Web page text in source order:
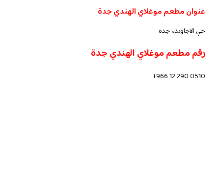
عنوان مطعم موغلاي الهندي جدة
حي الاجاويد،، جدة
رقم مطعم موغلاي الهندي جدة